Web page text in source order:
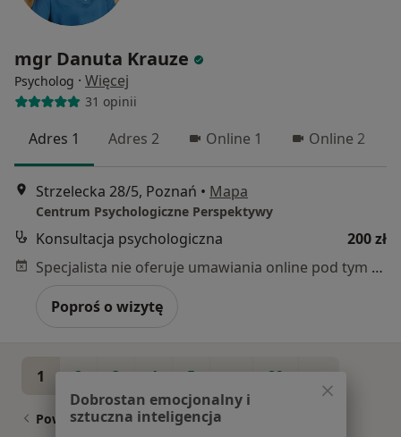
mgr Danuta Krauze
Psycholog · Więcej
31 opinii
Adres 1 Adres 2 Online 1 Online 2
Strzelecka 28/5, Poznań • Mapa
Centrum Psychologiczne Perspektywy
Konsultacja psychologiczna
200 zł
Specjalista nie oferuje umawiania online pod tym adresem.
Poproś o wizytę
1 2 3 4 5 ... 29
Powiązane wyszukiwania
Dobrostan emocjonalny i
sztuczna inteligencja